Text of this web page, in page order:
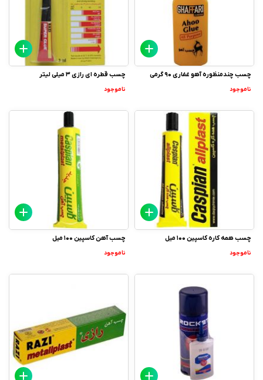
چسب چندمنظوره آهو غفاری 90 گرمی
ناموجود
چسب قطره ای رازی 3 میلی لیتر
ناموجود
چسب همه کاره کاسپین 100 میل
ناموجود
چسب آهن کاسپین 100 میل
ناموجود